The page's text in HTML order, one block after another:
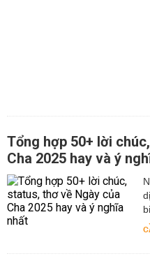
Tổng hợp 50+ lời
Cha 2025 hay và ý